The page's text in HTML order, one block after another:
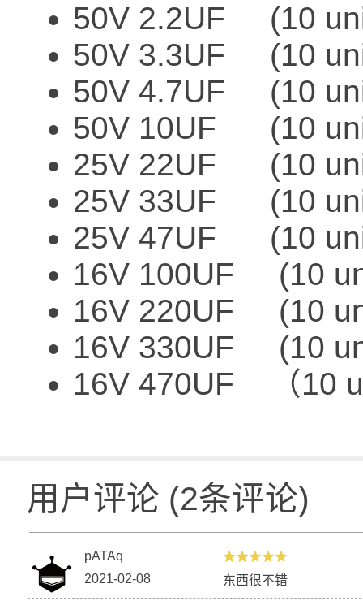
50V 2.2UF (10
50V 3.3UF (10
50V 4.7UF (10
50V 10UF (10
25V 22UF (10
25V 33UF (10
25V 47UF (10
16V 100UF (10
16V 220UF (10
16V 330UF (10
16V 470UF （10
用户评论 (2条评论)
pATAq
2021-02-08
东西很不错